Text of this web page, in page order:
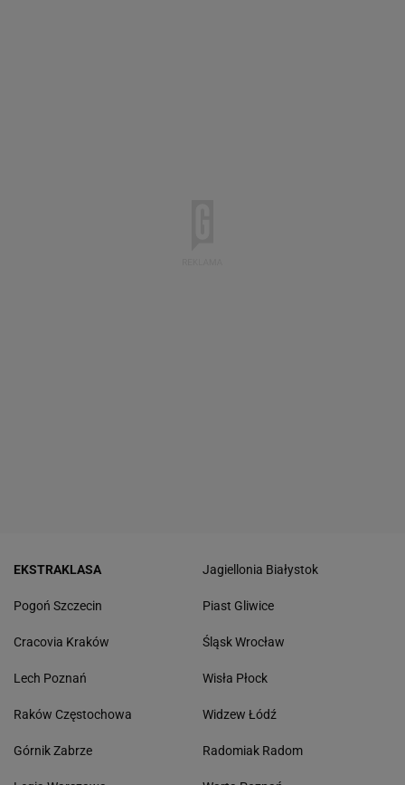
EKSTRAKLASA
Pogoń Szczecin
Cracovia Kraków
Lech Poznań
Raków Częstochowa
Górnik Zabrze
Jagiellonia Białystok
Piast Gliwice
Śląsk Wrocław
Wisła Płock
Widzew Łódź
Radomiak Radom